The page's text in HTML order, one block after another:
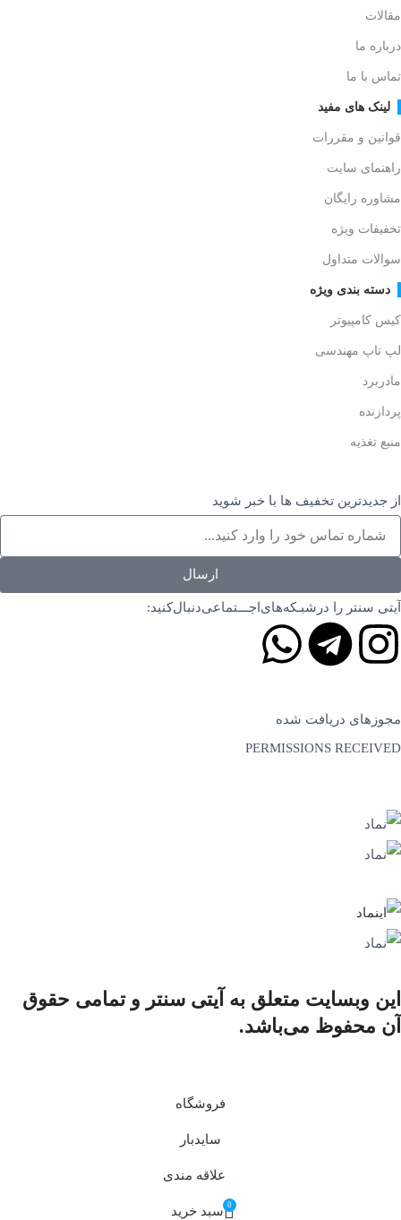
مقالات
درباره ما
تماس با ما
لینک های مفید
قوانین و مقررات
راهنمای سایت
مشاوره رایگان
تخفیفات ویژه
سوالات متداول
دسته بندی ویژه
کیس کامپیوتر
لپ تاپ مهندسی
مادربرد
پردازنده
منبع تغذیه
از جدیدترین تخفیف ها با خبر شوید
ارسال
آیتی سنتر را در‌‌شبـکه‌های‌اجـــتماعی‌دنبال‌کنید:
مجوزهای دریافت شده
PERMISSIONS RECEIVED
اين وبسايت متعلق به آیتی سنتر و تمامی حقوق
آن محفوظ می‌باشد.
فروشگاه
سایدبار
علاقه مندی
0 سبد خرید